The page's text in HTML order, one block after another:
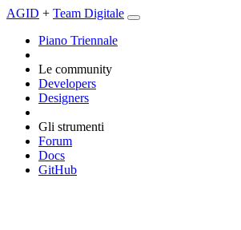
AGID + Team Digitale
Piano Triennale
Le community
Developers
Designers
Gli strumenti
Forum
Docs
GitHub